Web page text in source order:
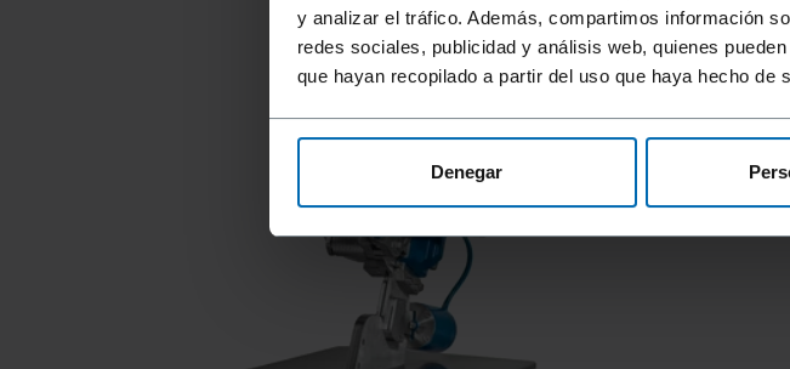
y analizar el tráfico. Además, compartimos información
redes sociales, publicidad y análisis web, quienes
que hayan recopilado a partir del uso que haya hecho de
Denegar